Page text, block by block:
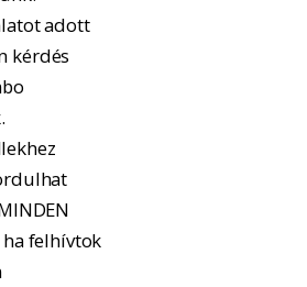
adott
kérdés
ha felhívtok